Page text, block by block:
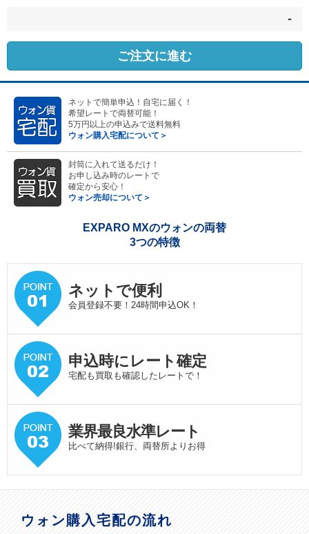
-
ご注文に進む
ネットで簡単申込！自宅に届く！
希望レートで両替可能！
5万円以上の申込みで送料無料
ウォン購入宅配について＞
封筒に入れて送るだけ！
お申し込み時のレートで
確定から安心！
ウォン売却について＞
EXPARO MXのウォンの両替
3つの特徴
ネットで便利
会員登録不要！24時間申込OK！
申込時にレート確定
宅配も買取も確認したレートで！
業界最良水準レート
比べて納得!銀行、両替所よりお得
ウォン購入宅配の流れ